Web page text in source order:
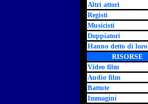
Altri attori
Registi
Musicisti
Doppiatori
Hanno detto di loro
RISORSE
Video film
Audio film
Battute
Immagini